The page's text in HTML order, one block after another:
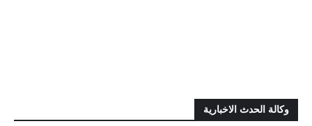
وكالة الحدث الاخبارية